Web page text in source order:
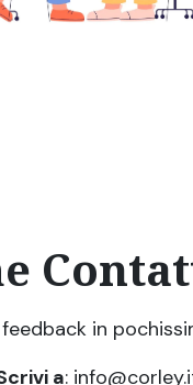
in
a: